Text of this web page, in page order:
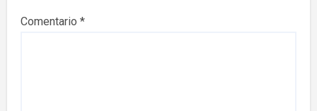
Comentario *